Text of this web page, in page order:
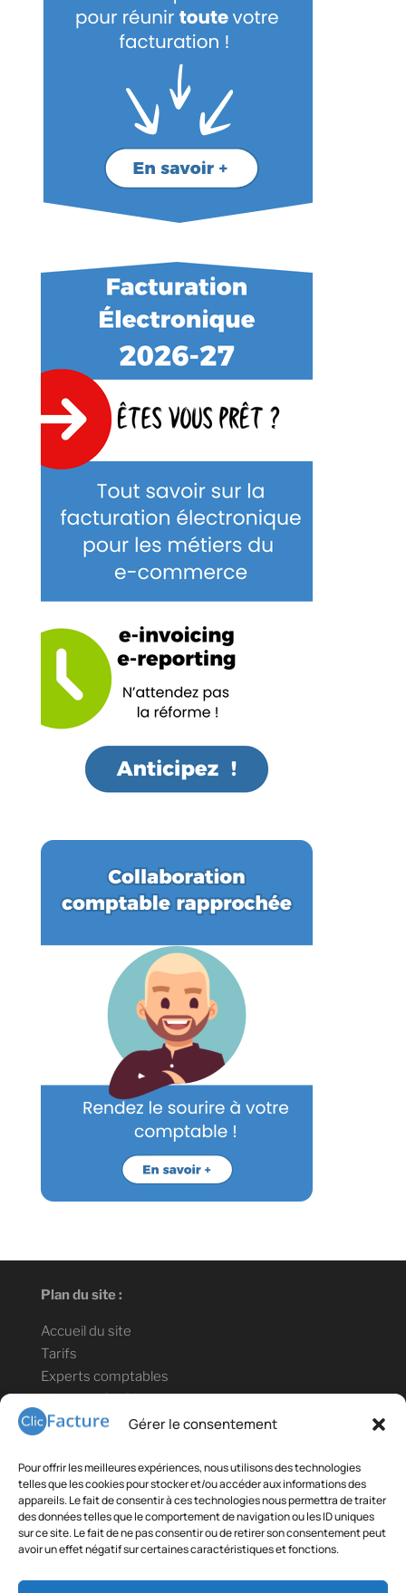
Gérer le consentement
Pour offrir les meilleures expériences, nous utilisons des technologies
telles que les cookies pour stocker et/ou accéder aux informations des
appareils. Le fait de consentir à ces technologies nous permettra de traiter
des données telles que le comportement de navigation ou les ID uniques
sur ce site. Le fait de ne pas consentir ou de retirer son consentement peut
avoir un effet négatif sur certaines caractéristiques et fonctions.
Plan du site :
Accueil du site
Tarifs
Experts comptables
Lien vers ClicBlog
Informations légales :
Confidentialité des données
Conditions générales de vente et d'utilisation
Contact téléphonique : +33(0)9 78 80 18 35